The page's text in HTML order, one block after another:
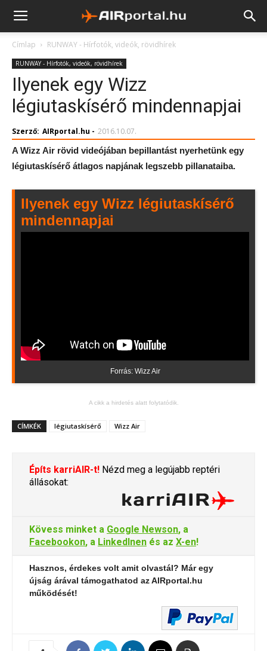
Címlap RUNWAY - Hírfotók, videók, rövidhírek
RUNWAY - Hírfotók, videók, rövidhírek
Ilyenek egy Wizz
légiutaskísérő mindennapjai
Szerző: AIRportal.hu - 2016.10.07.
A Wizz Air rövid videójában bepillantást nyerhetünk egy
légiutaskísérő átlagos napjának legszebb pillanataiba.
Ilyenek egy Wizz légiutaskísérő
mindennapjai
Forrás: Wizz Air
A cikk a hirdetés alatt folytatódik.
CÍMKÉK légiutaskísérő Wizz Air
Építs karriAIR-t! Nézd meg a legújabb reptéri
állásokat:
Kövess minket a Google Newson, a
Facebookon, a LinkedInen és az X-en!
Hasznos, érdekes volt amit olvastál? Már egy
újság árával támogathatod az AIRportal.hu
működését!